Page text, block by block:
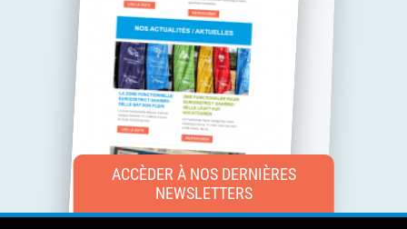
ACCÈDER À NOS DERNIÈRES
NEWSLETTERS